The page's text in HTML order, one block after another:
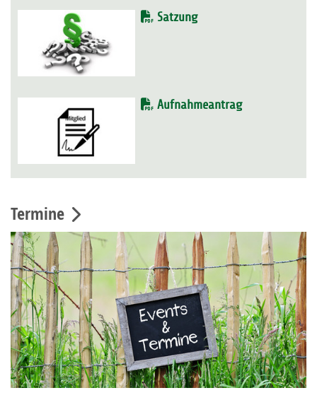
Satzung
Aufnahmeantrag
Termine